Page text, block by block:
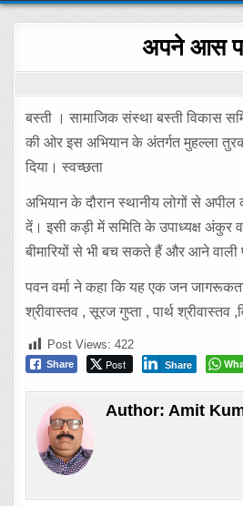
अपने आस
बस्ती । सामाजिक संस्था बस्ती विकास
की ओर इस अभियान के अंतर्गत मुहल्ला
दिया। स्वच्छता
अभियान के दौरान स्थानीय लोगों से
दें। इसी कड़ी में समिति के उपाध्यक्ष अंकुर
बीमारियों से भी बच सकते हैं और आने वाली
पवन वर्मा ने कहा कि यह एक जन
श्रीवास्तव , सूरज गुप्ता , पार्थ श्रीवास्तव
Post Views: 422
Share Post Share
Author:Amit